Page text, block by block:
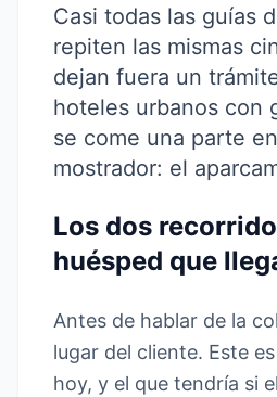
Casi todas las guías
repiten las mismas
dejan fuera un
hoteles urbanos con
se come una parte
mostrador: el
Los dos
huésped que
Antes de hablar de la
lugar del cliente. Este
hoy, y el que tendría si